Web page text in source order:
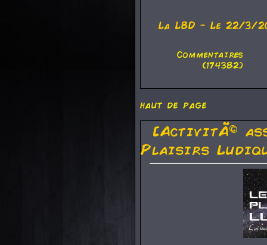
La LBD - Le 22/3/
Commentaires
(174382)
haut de page
[ActivitÃ©
Plaisirs